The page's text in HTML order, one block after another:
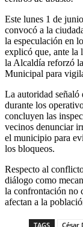
Este lunes 1 de
convocó a la
la especulación en
explicó que, ante la
la Alcaldía reforzó
Municipal para
La autoridad señaló
durante los
concluyen las
vecinos denunciar
el municipio para
los bloqueos.
Respecto al
diálogo como
la confrontación no
afectan a la
TAGS César